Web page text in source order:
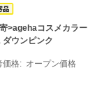
>agehaコスメカラー
ダウンピンク
価格 オープン価格